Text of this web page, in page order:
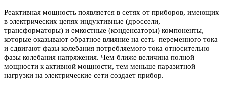
Реактивная мощность появляется в сетях от приборов, имеющих
в электрических цепях индуктивные (дроссели,
трансформаторы) и емкостные (конденсаторы) компоненты,
которые оказывают обратное влияние на сеть переменного тока
и сдвигают фазы колебания потребляемого тока относительно
фазы колебания напряжения. Чем ближе величина полной
мощности к активной мощности, тем меньше паразитной
нагрузки на электрические сети создает прибор.